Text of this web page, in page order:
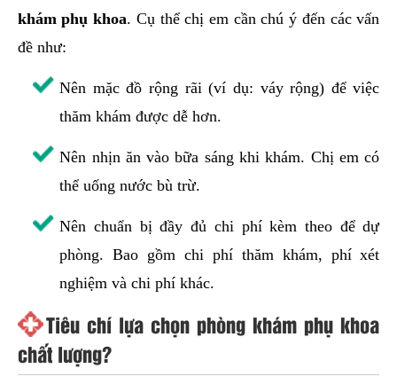
khám phụ khoa. Cụ thể chị em cần chú ý đến các vấn
đề như:
Nên mặc đồ rộng rãi (ví dụ: váy rộng) để việc
thăm khám được dễ hơn.
Nên nhịn ăn vào bữa sáng khi khám. Chị em có
thể uống nước bù trừ.
Nên chuẩn bị đầy đủ chi phí kèm theo để dự
phòng. Bao gồm chi phí thăm khám, phí xét
nghiệm và chi phí khác.
Tiêu chí lựa chọn phòng khám phụ khoa
chất lượng?